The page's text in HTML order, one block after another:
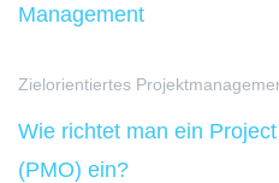
Management
Zielorientiertes
Wie richtet man ein
(PMO) ein?